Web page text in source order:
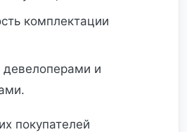
комплектации
и
покупателей